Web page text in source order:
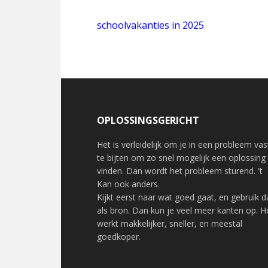
schoolvakanties in 2025
OPLOSSINGSGERICHT
Het is verleidelijk om je in een probleem
te bijten om zo snel mogelijk een oplossing
vinden. Dan wordt het probleem sturend. 't
Kan ook anders.
Kijkt eerst naar wat goed gaat, en gebruik
als bron. Dan kun je veel meer kanten op.
werkt makkelijker, sneller, en meestal
goedkoper.